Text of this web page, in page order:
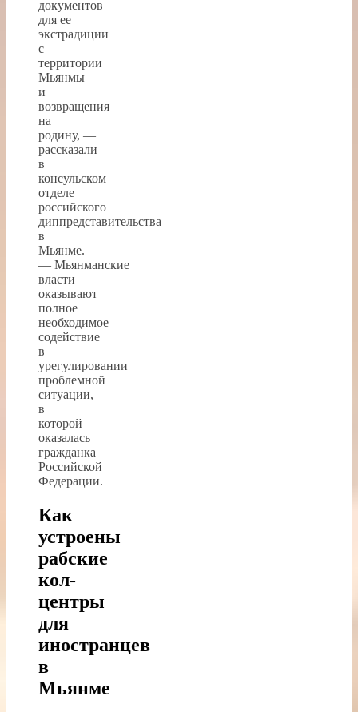
документов
для ее
экстрадиции
с
территории
Мьянмы
и
возвращения
на
родину, —
рассказали
в
консульском
отделе
российского
диппредставительства
в
Мьянме.
— Мьянманские
власти
оказывают
полное
необходимое
содействие
в
урегулировании
проблемной
ситуации,
в
которой
оказалась
гражданка
Российской
Федерации.
Как
устроены
рабские
кол-
центры
для
иностранцев
в
Мьянме